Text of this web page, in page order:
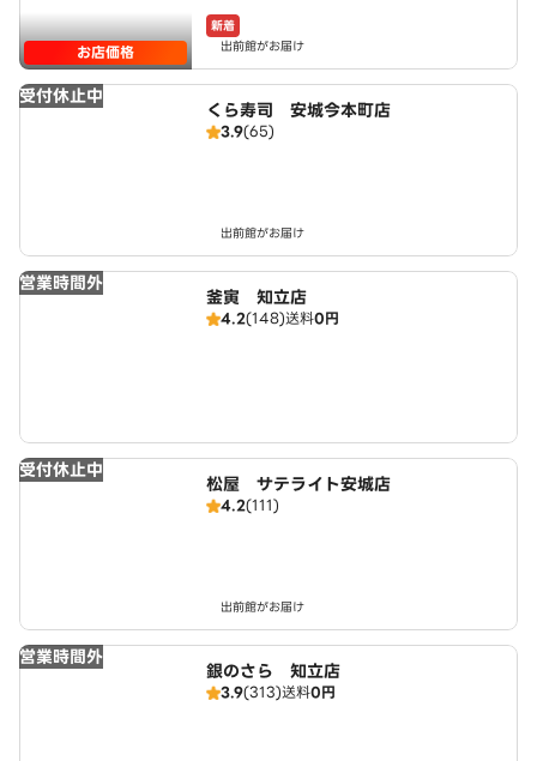
お店価格
新着
出前館がお届け
受付休止中
くら寿司 安城今本町店
3.9(65)
出前館がお届け
営業時間外
釜寅 知立店
4.2(148)送料0円
受付休止中
松屋 サテライト安城店
4.2(111)
出前館がお届け
営業時間外
銀のさら 知立店
3.9(313)送料0円